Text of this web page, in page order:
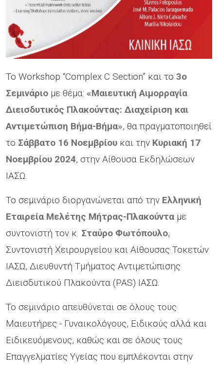
Το Workshop “Complex C Section” και το 3ο
Σεμινάριο με θέμα: «Μαιευτική Αιμορραγία
Διεισδυτικός Πλακούντας: Διαχείριση και
Αντιμετώπιση Βήμα-Βήμα», θα πραγματοποιηθεί
το Σάββατο 16 Νοεμβρίου και την Κυριακή 17
Νοεμβρίου 2024, στην Αίθουσα Εκδηλώσεων
ΙΑΣΩ.
Το σεμινάριο διοργανώνεται από την Ελληνική
Εταιρεία Μελέτης Μήτρας-Πλακούντα με
συντονιστή τον κ. Σταύρο Φωτόπουλο,
Συντονιστή Χειρουργείου και Αίθουσας Τοκετών
ΙΑΣΩ, Διευθυντή Τμήματος Αντιμετώπισης
Διεισδυτικού Πλακούντα (PAS) ΙΑΣΩ.
Το σεμινάριο απευθύνεται σε όλους τους
Μαιευτήρες - Γυναικολόγους, Ειδικούς αλλά και
Ειδικευόμενους, καθώς και σε όλους τους
Επαγγελματίες Υγείας που εμπλέκονται στην